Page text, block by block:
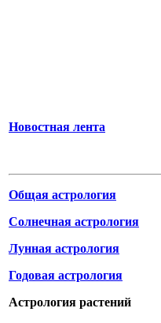
Новостная лента
Общая астрология
Солнечная астрология
Лунная астрология
Годовая астрология
Астрология растений